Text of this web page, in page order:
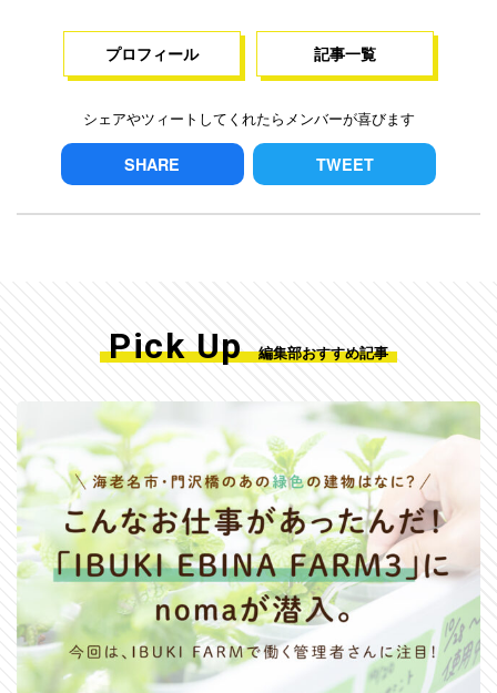
プロフィール 記事一覧
シェアやツィートしてくれたらメンバーが喜びます
SHARE TWEET
Pick Up 編集部おすすめ記事